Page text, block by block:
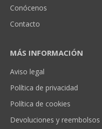
Conócenos
Contacto
MÁS INFORMACIÓN
Aviso legal
Política de privacidad
Política de cookies
Devoluciones y reembolsos